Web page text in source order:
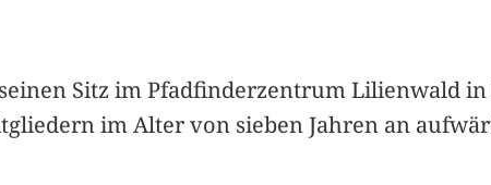
Sitz im Pfadfinderzentrum Lilienwald
im Alter von sieben Jahren an